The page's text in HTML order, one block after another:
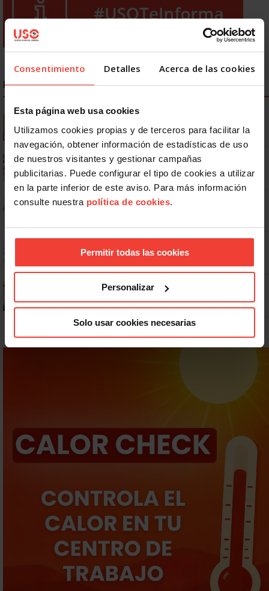
Consentimiento Detalles Acerca de las cookies
Esta página web usa cookies
Utilizamos cookies propias y de terceros para facilitar la
navegación, obtener información de estadísticas de uso
de nuestros visitantes y gestionar campañas
publicitarias. Puede configurar el tipo de cookies a utilizar
en la parte inferior de este aviso. Para más información
consulte nuestra política de cookies.
Permitir todas las cookies
Personalizar
Solo usar cookies necesarias
NOTICIAS MÁS LEÍDAS
Se actualizan las patologías para acceder a la jubilación
anticipada por discapacidad
Ya os podéis descargar la app de USO
No: si un festivo cae en sábado, no tienen por qué darte un día
¿Puedo viajar estando de baja?